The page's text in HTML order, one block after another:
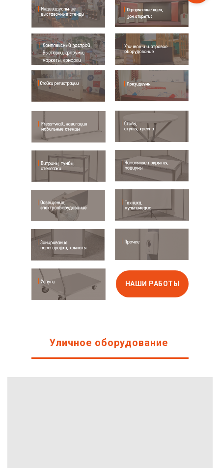
НАШИ РАБОТЫ
Уличное оборудование